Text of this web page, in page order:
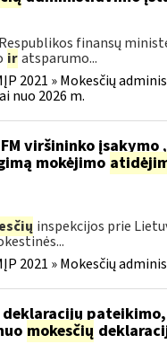
finansų
ir atsparumo...
2021 » Mokesčių
nuo 2026 m.
viršininko įsakymo
mokėjimo
inspekcijos prie
2021 » Mokesčių
deklaracijų
mokesčių